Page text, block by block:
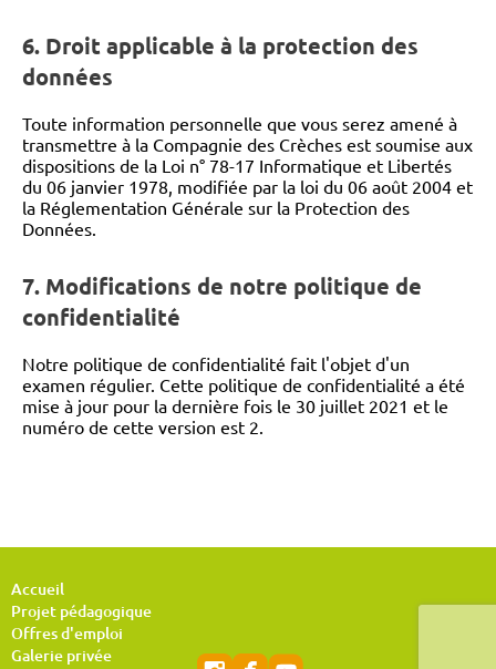
6. Droit applicable à la protection des
données
Toute information personnelle que vous serez amené à
transmettre à la Compagnie des Crèches est soumise aux
dispositions de la Loi n° 78-17 Informatique et Libertés
du 06 janvier 1978, modifiée par la loi du 06 août 2004 et
la Réglementation Générale sur la Protection des
Données.
7. Modifications de notre politique de
confidentialité
Notre politique de confidentialité fait l'objet d'un
examen régulier. Cette politique de confidentialité a été
mise à jour pour la dernière fois le 30 juillet 2021 et le
numéro de cette version est 2.
Accueil
Projet pédagogique
Offres d'emploi
Galerie privée